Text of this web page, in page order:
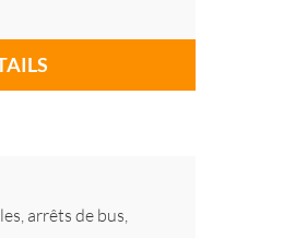
arrêts de bus,